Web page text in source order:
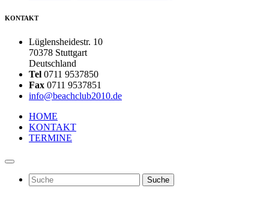
KONTAKT
Lüglensheidestr. 10
70378 Stuttgart
Deutschland
Tel 0711 9537850
Fax 0711 9537851
info@beachclub2010.de
HOME
KONTAKT
TERMINE
Suche